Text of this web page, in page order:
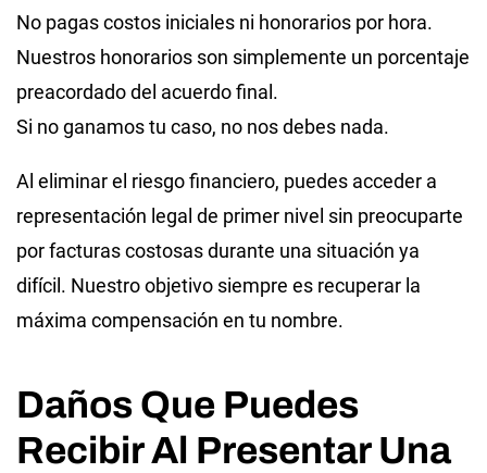
No pagas costos iniciales ni honorarios por hora.
Nuestros honorarios son simplemente un porcentaje
preacordado del acuerdo final.
Si no ganamos tu caso, no nos debes nada.
Al eliminar el riesgo financiero, puedes acceder a
representación legal de primer nivel sin preocuparte
por facturas costosas durante una situación ya
difícil. Nuestro objetivo siempre es recuperar la
máxima compensación en tu nombre.
Daños Que Puedes
Recibir Al Presentar Una